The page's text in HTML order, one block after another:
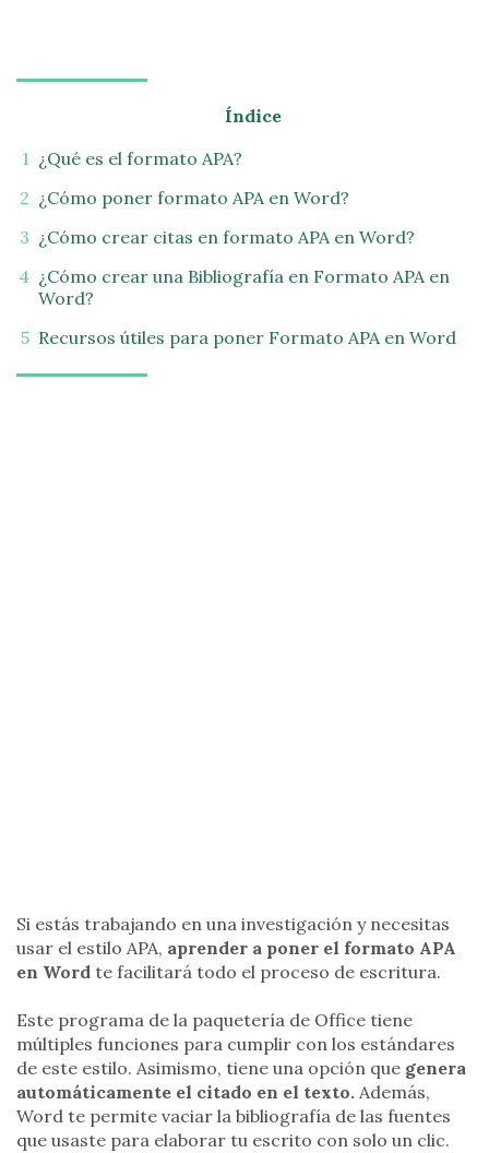
Índice
¿Qué es el formato APA?
¿Cómo poner formato APA en Word?
¿Cómo crear citas en formato APA en Word?
¿Cómo crear una Bibliografía en Formato APA en
Word?
Recursos útiles para poner Formato APA en Word
Si estás trabajando en una investigación y necesitas
usar el estilo APA, aprender a poner el formato APA
en Word te facilitará todo el proceso de escritura.
Este programa de la paquetería de Office tiene
múltiples funciones para cumplir con los estándares
de este estilo. Asimismo, tiene una opción que genera
automáticamente el citado en el texto. Además,
Word te permite vaciar la bibliografía de las fuentes
que usaste para elaborar tu escrito con solo un clic.